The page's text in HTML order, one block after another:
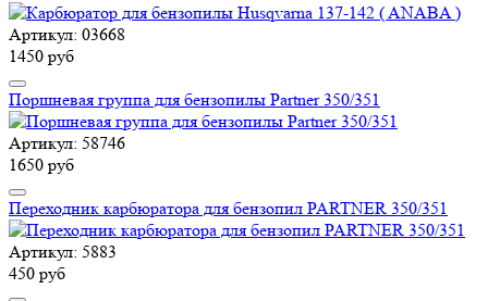
Артикул: 03668
1450 руб
Поршневая группа для бензопилы Partner 350/351
Артикул: 58746
1650 руб
Переходник карбюратора для бензопил PARTNER 350/351
Артикул: 5883
450 руб